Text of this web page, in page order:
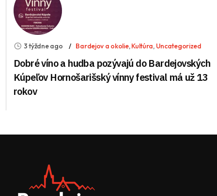
3 týždne ago Bardejov a okolie,Kultúra, Uncategorized
Dobré víno a hudba pozývajú do Bardejovských
Kúpeľov Hornošarišský vínny festival má už 13
rokov